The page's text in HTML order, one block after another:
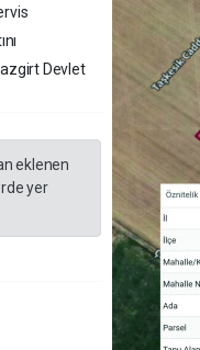
Devlet
eklenen
yer